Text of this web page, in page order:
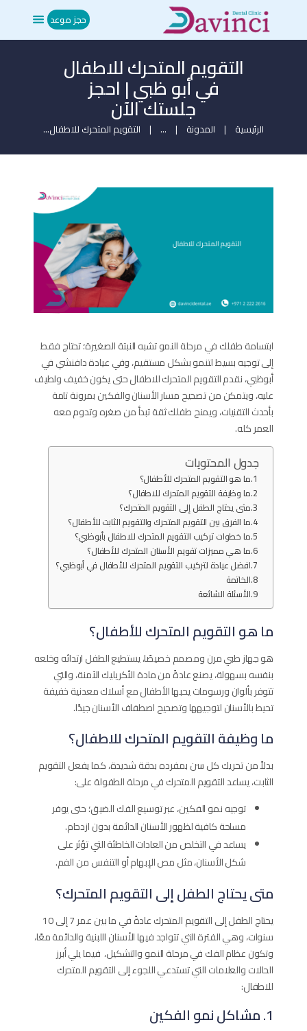
حجز موعد
التقويم المتحرك للاطفال
في أبو ظبي | احجز
جلستك الآن
الرئيسية المدونة ... التقويم المتحرك للاطفال...
الرئيسية
من نحن
العلاجات
المدونة
حجز موعد
ابتسامة طفلك في مرحلة النمو تشبه النبتة الصغيرة؛ تحتاج فقط
إلى توجيه بسيط لتنمو بشكل مستقيم، وفي عيادة دافنشي في
أبوظبي، نقدم التقويم المتحرك للاطفال حتى يكون خفيف ولطيف
عليه، ويتمكن من تصحيح مسار الأسنان والفكين بمرونة تامة
بأحدث التقنيات، ويمنح طفلك ثقة تبدأ من صغره وتدوم معه
العمر كله.
جدول المحتويات
ما هو التقويم المتحرك للأطفال؟
ما وظيفة التقويم المتحرك للاطفال؟
متى يحتاج الطفل إلى التقويم المتحرك؟
ما الفرق بين التقويم المتحرك والتقويم الثابت للأطفال؟
ما خطوات تركيب التقويم المتحرك للاطفال بأبوظبي؟
ما هي مميزات تقويم الأسنان المتحرك للأطفال؟
افضل عيادة لتركيب التقويم المتحرك للأطفال في أبوظبي؟
الخاتمة
الأسئلة الشائعة
ما هو التقويم المتحرك للأطفال؟
هو جهاز طبي مرن ومصمم خصيصًا، يستطيع الطفل ارتدائه وخلعه
بنفسه بسهولة، يصنع عادةً من مادة الأكريليك الآمنة، والتي
تتوفر بألوان ورسومات يحبها الأطفال مع أسلاك معدنية خفيفة
تحيط بالأسنان لتوجيهها وتصحيح اصطفاف الأسنان جيدًا.
ما وظيفة التقويم المتحرك للاطفال؟
بدلاً من تحريك كل سن بمفرده بدقة شديدة، كما يفعل التقويم
الثابت، يساعد التقويم المتحرك في مرحلة الطفولة على:
توجيه نمو الفكين، عبر توسيع الفك الضيق؛ حتى يوفر
مساحة كافية لظهور الأسنان الدائمة بدون ازدحام.
يساعد في التخلص من العادات الخاطئة التي تؤثر على
شكل الأسنان، مثل مص الإبهام أو التنفس من الفم.
متى يحتاج الطفل إلى التقويم المتحرك؟
يحتاج الطفل إلى التقويم المتحرك عادةً في ما بين عمر 7 إلى 10
سنوات، وهي الفترة التي تتواجد فيها الأسنان اللبنية والدائمة معًا،
وتكون عظام الفك في مرحلة النمو والتشكيل، فيما يلي أبرز
الحالات والعلامات التي تستدعي اللجوء إلى التقويم المتحرك
للاطفال:
1. مشاكل نمو الفكين